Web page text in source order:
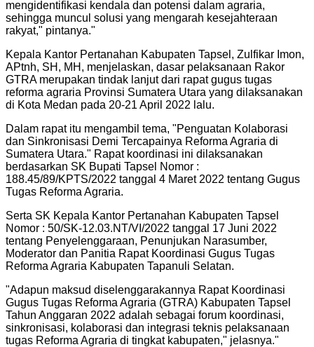
mengidentifikasi kendala dan potensi dalam agraria,
sehingga muncul solusi yang mengarah kesejahteraan
rakyat," pintanya."
Kepala Kantor Pertanahan Kabupaten Tapsel, Zulfikar Imon,
APtnh, SH, MH, menjelaskan, dasar pelaksanaan Rakor
GTRA merupakan tindak lanjut dari rapat gugus tugas
reforma agraria Provinsi Sumatera Utara yang dilaksanakan
di Kota Medan pada 20-21 April 2022 lalu.
Dalam rapat itu mengambil tema, "Penguatan Kolaborasi
dan Sinkronisasi Demi Tercapainya Reforma Agraria di
Sumatera Utara." Rapat koordinasi ini dilaksanakan
berdasarkan SK Bupati Tapsel Nomor :
188.45/89/KPTS/2022 tanggal 4 Maret 2022 tentang Gugus
Tugas Reforma Agraria.
Serta SK Kepala Kantor Pertanahan Kabupaten Tapsel
Nomor : 50/SK-12.03.NT/VI/2022 tanggal 17 Juni 2022
tentang Penyelenggaraan, Penunjukan Narasumber,
Moderator dan Panitia Rapat Koordinasi Gugus Tugas
Reforma Agraria Kabupaten Tapanuli Selatan.
"Adapun maksud diselenggarakannya Rapat Koordinasi
Gugus Tugas Reforma Agraria (GTRA) Kabupaten Tapsel
Tahun Anggaran 2022 adalah sebagai forum koordinasi,
sinkronisasi, kolaborasi dan integrasi teknis pelaksanaan
tugas Reforma Agraria di tingkat kabupaten," jelasnya."